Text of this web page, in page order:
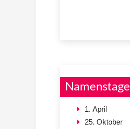
Namenstage
1. April
25. Oktober